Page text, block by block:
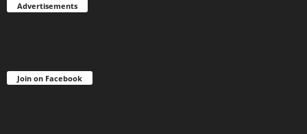
Advertisements
Join on Facebook